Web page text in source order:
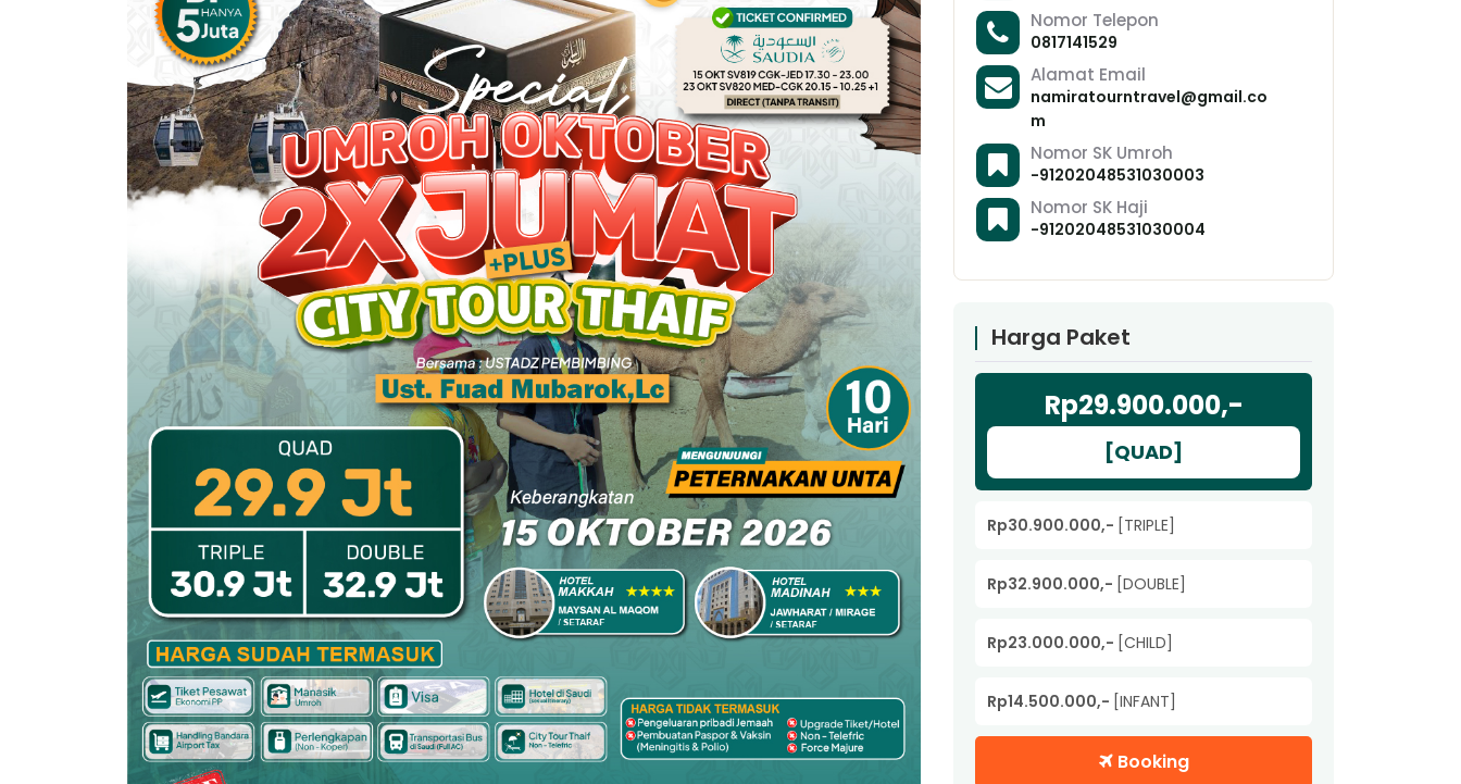
Nomor Telepon
0817141529
Alamat Email
namiratourntravel@gmail.co
m
Nomor SK Umroh
-91202048531030003
Nomor SK Haji
-91202048531030004
Harga Paket
Rp29.900.000,-
[QUAD]
Rp30.900.000,- [TRIPLE]
Rp32.900.000,- [DOUBLE]
Rp23.000.000,- [CHILD]
Rp14.500.000,- [INFANT]
Booking